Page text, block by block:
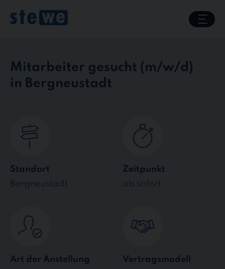
content
Mitarbeiter gesucht
in Bergneustadt
Standort
Bergneustadt
Zeitpunkt
ab sofort
Art der Anstellung
Vertragsmodell